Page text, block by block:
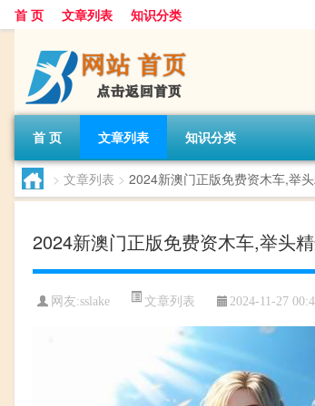
首 页 文章列表 知识分类
首 页 文章列表 知识分类
> 文章列表 > 2024新澳门正版免费资木车,举
2024新澳门正版免费资木车,举头
网友:sslake 文章列表 2024-11-27